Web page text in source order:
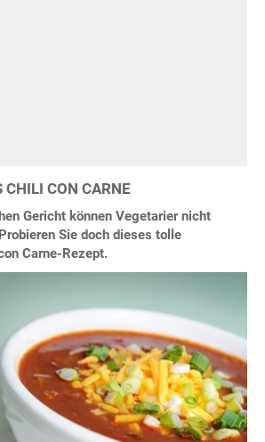
CHILI CON CARNE
Gericht können Vegetarier nicht
Sie doch dieses tolle
Carne-Rezept.